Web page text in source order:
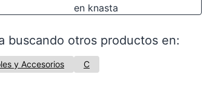
en knasta
buscando otros productos en:
y Accesorios C